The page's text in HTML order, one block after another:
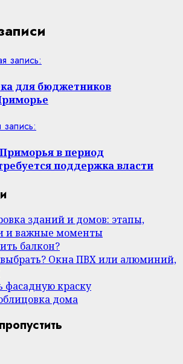
запись:
для бюджетников
в период
поддержка власти
зданий и домов: этапы,
и важные моменты
балкон?
Окна ПВХ или алюминий,
фасадную краску
дома